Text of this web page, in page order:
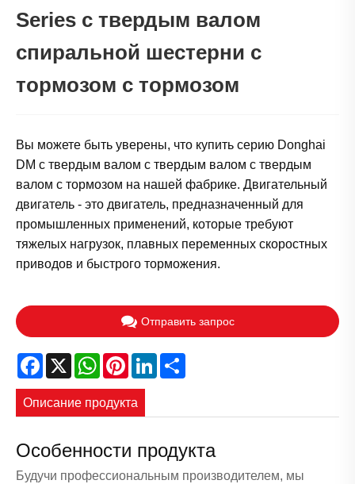
Series с твердым валом
спиральной шестерни с
тормозом с тормозом
Вы можете быть уверены, что купить серию Donghai
DM с твердым валом с твердым валом с твердым
валом с тормозом на нашей фабрике. Двигательный
двигатель - это двигатель, предназначенный для
промышленных применений, которые требуют
тяжелых нагрузок, плавных переменных скоростных
приводов и быстрого торможения.
Отправить запрос
Facebook
X WhatsApp
PinterestLinkedIn
Описание продукта
Особенности продукта
Будучи профессиональным производителем, мы